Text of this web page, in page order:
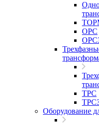
ОРС
ТРС
Оборудование